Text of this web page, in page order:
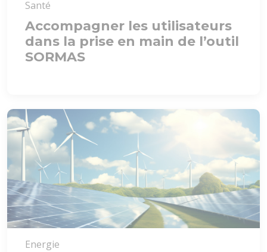
Santé
Accompagner les utilisateurs
dans la prise en main de l’outil
SORMAS
Energie